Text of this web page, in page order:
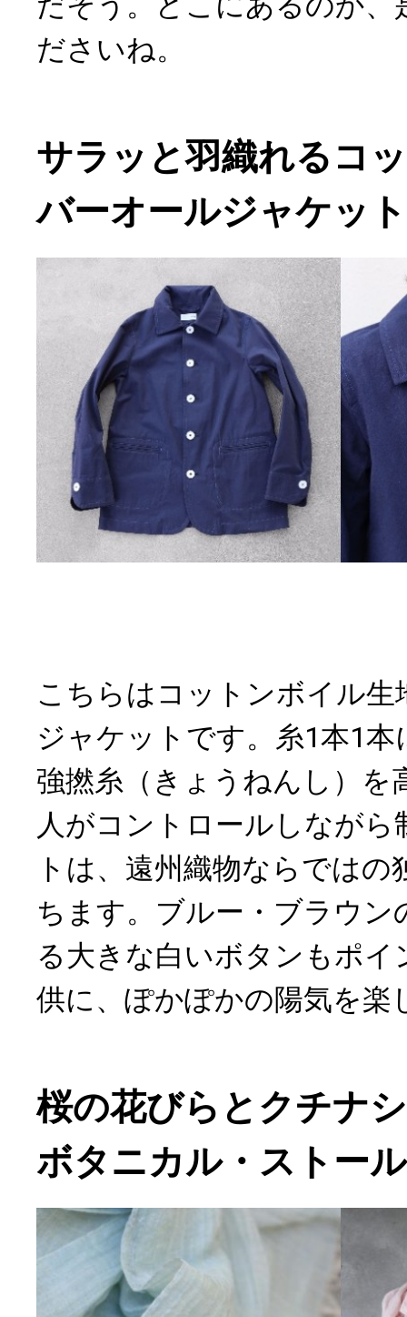
ださいね。
サラッと羽織れるコ
バーオールジャケット
こちらはコットンボイル生
ジャケットです。糸1本1
強撚糸（きょうねんし）を
人がコントロールしなが
トは、遠州織物ならではの
ちます。ブルー・ブラウン
る大きな白いボタンもポ
供に、ぽかぽかの陽気を楽
桜の花びらとクチナ
ボタニカル・ストール